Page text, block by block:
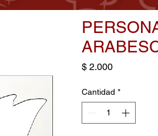
$ 2.000Precio
Cantidad *